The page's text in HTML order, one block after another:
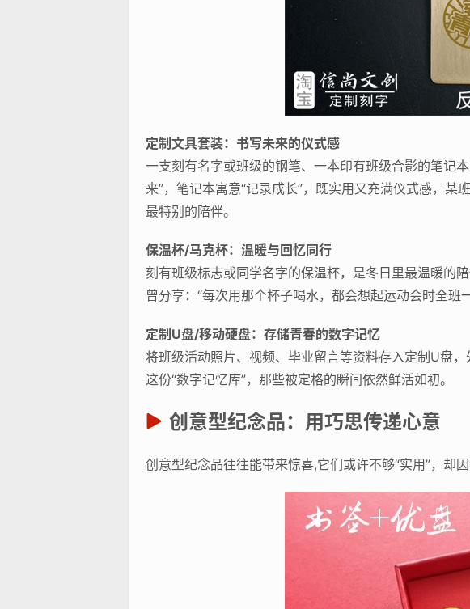
定制文具套装：书写未来的仪式感
一支刻有名字或班级的钢笔、一本印有班级合影的笔记
来”，笔记本寓意“记录成长”，既实用又充满仪式感，某
最特别的陪伴。
保温杯/马克杯：温暖与回忆同行
刻有班级标志或同学名字的保温杯，是冬日里最温暖的
曾分享：“每次用那个杯子喝水，都会想起运动会时全班
定制U盘/移动硬盘：存储青春的数字记忆
将班级活动照片、视频、毕业留言等资料存入定制U盘
这份“数字记忆库”，那些被定格的瞬间依然鲜活如初。
创意型纪念品：用巧思传递心意
创意型纪念品往往能带来惊喜,它们或许不够“实用”，却